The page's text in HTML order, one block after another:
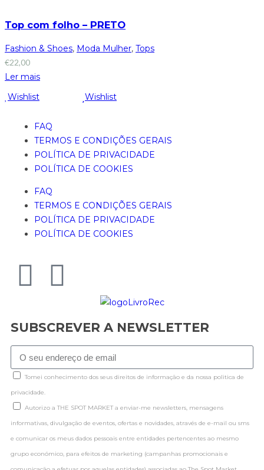
Top com folho – PRETO
Fashion & Shoes, Moda Mulher, Tops
€22,00
Ler mais
Wishlist
Wishlist
FAQ
TERMOS E CONDIÇÕES GERAIS
POLÍTICA DE PRIVACIDADE
POLÍTICA DE COOKIES
FAQ
TERMOS E CONDIÇÕES GERAIS
POLÍTICA DE PRIVACIDADE
POLÍTICA DE COOKIES
SUBSCREVER A NEWSLETTER
Tomei conhecimento dos seus direitos de informação e da nossa politica de
privacidade.
Autorizo a THE SPOT MARKET a enviar-me newsletters, mensagens
informativas, divulgação de eventos, ofertas e novidades, através de e-mail ou sms
e comunicar os meus dados pessoais entre entidades pertencentes ao mesmo
grupo económico, para efeitos de marketing (campanhas promocionais e